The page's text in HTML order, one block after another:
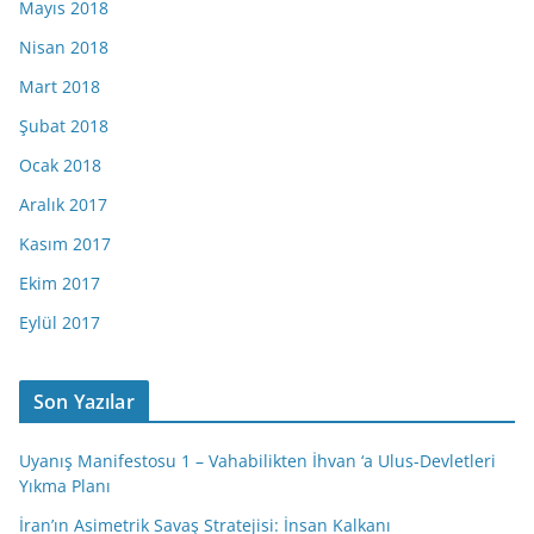
Mayıs 2018
Nisan 2018
Mart 2018
Şubat 2018
Ocak 2018
Aralık 2017
Kasım 2017
Ekim 2017
Eylül 2017
Son Yazılar
Uyanış Manifestosu 1 – Vahabilikten İhvan ‘a Ulus-Devletleri
Yıkma Planı
İran’ın Asimetrik Savaş Stratejisi: İnsan Kalkanı